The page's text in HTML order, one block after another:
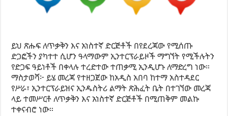
ይህ ጽሑፍ ለጥቃቅን እና አነስተኛ ድርጅቶች በየደረጃው የሚሰጡ
ድጋፎችን ያካተተ ሲሆን ዓላማውም ኢንተርፕራይዞች ማግኘት የሚችሉትን
የድጋፍ ዓይነቶች በቀላሉ ተረድተው ተጠቃሚ ኢንዲሆኑ ለማድረግ ነው።
ማስታወሻ፦ ይሄ መረጃ የተዘጋጀው ከአዲስ አበባ ከተማ አስተዳደር
የሥራ፣ ኢንተርፕራይዝና ኢንዱስትሪ ልማት ጽሕፈት ቤት በተገኘው መረጃ
ላይ ተመሥርቶ ለጥቃቅን እና አነስተኛ ድርጅቶች በሚጠቅም መልኩ
ተቀናብሮ ነው።